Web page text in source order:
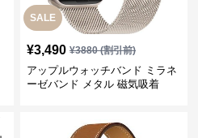
SALE
¥3,490 ¥3880(割引前)
アップルウォッチバンド ミラネ
ーゼバンド メタル 磁気吸着